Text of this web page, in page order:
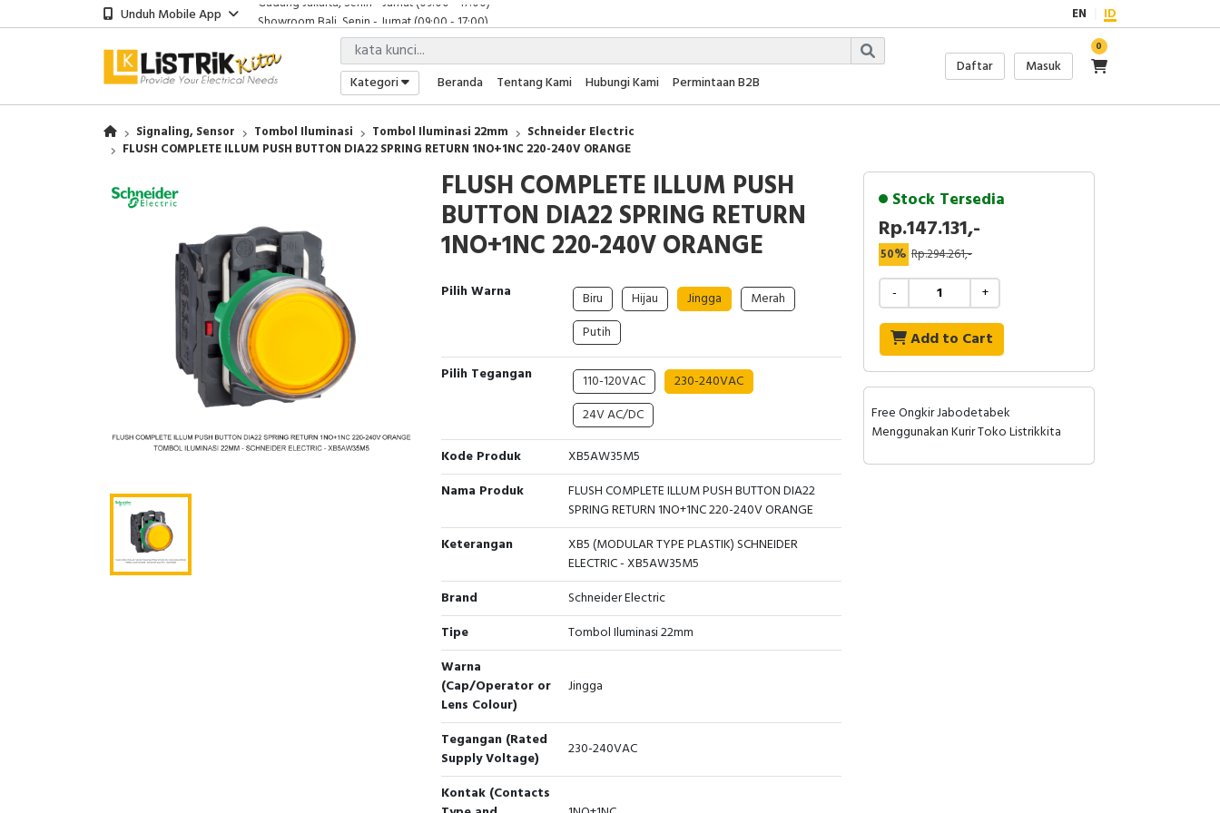
Unduh Mobile App
Showroom Bali, Senin - Jumat (09:00 - 17:00)
Kantor Jakarta, Senin - Jumat (08:00 - 17:00)
Gudang Jakarta, Senin - Jumat (09:00 - 17:00)
Showroom Bali, Senin - Jumat (09:00 - 17:00)
EN ID
Kategori Beranda Tentang Kami Hubungi Kami Permintaan B2B
Daftar Masuk
0
Signaling, Sensor Tombol Iluminasi Tombol Iluminasi 22mm
Schneider Electric
FLUSH COMPLETE ILLUM PUSH BUTTON DIA22 SPRING RETURN 1NO+1NC 220-240V ORANGE
FLUSH COMPLETE ILLUM PUSH
BUTTON DIA22 SPRING RETURN
1NO+1NC 220-240V ORANGE
Pilih Warna Biru Hijau Jingga
Merah
Putih
Pilih Tegangan
110-120VAC
230-240VAC
24V AC/DC
Kode Produk
XB5AW35M5
Nama Produk
FLUSH COMPLETE ILLUM PUSH BUTTON DIA22
SPRING RETURN 1NO+1NC 220-240V ORANGE
Keterangan
XB5 (MODULAR TYPE PLASTIK) SCHNEIDER
ELECTRIC - XB5AW35M5
Brand
Schneider Electric
Tipe
Tombol Iluminasi 22mm
Warna
(Cap/Operator or
Lens Colour)
Jingga
Tegangan (Rated
Supply Voltage)
230-240VAC
Kontak (Contacts
Stock Tersedia
Rp.147.131,-
50% Rp.294.261,-
- +
Add to Cart
Free Ongkir Jabodetabek
Menggunakan Kurir Toko Listrikkita